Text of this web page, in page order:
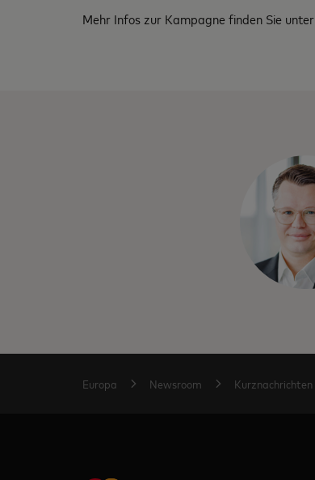
Mehr Infos zur Kampagne finden Sie unter
Europa Newsroom Kurznachrichten